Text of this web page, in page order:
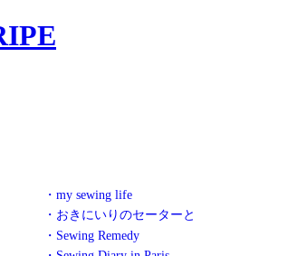
・my sewing life
・おきにいりのセーターと
・Sewing Remedy